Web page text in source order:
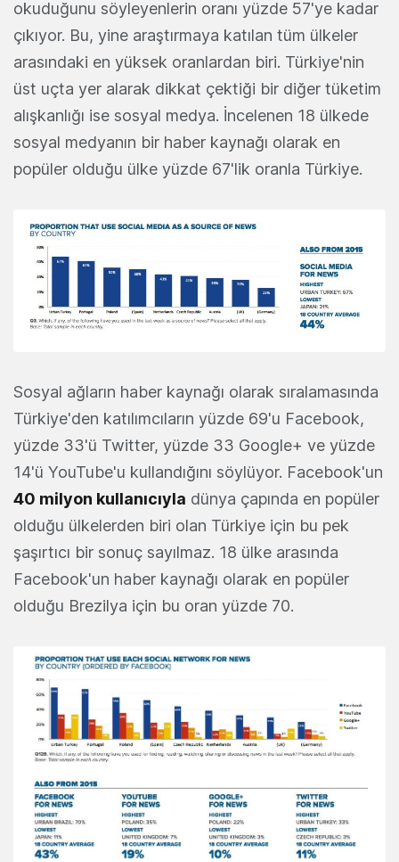
okuduğunu söyleyenlerin oranı yüzde 57'ye kadar
çıkıyor. Bu, yine araştırmaya katılan tüm ülkeler
arasındaki en yüksek oranlardan biri. Türkiye'nin
üst uçta yer alarak dikkat çektiği bir diğer tüketim
alışkanlığı ise sosyal medya. İncelenen 18 ülkede
sosyal medyanın bir haber kaynağı olarak en
popüler olduğu ülke yüzde 67'lik oranla Türkiye.
Sosyal ağların haber kaynağı olarak sıralamasında
Türkiye'den katılımcıların yüzde 69'u Facebook,
yüzde 33'ü Twitter, yüzde 33 Google+ ve yüzde
14'ü YouTube'u kullandığını söylüyor. Facebook'un
40 milyon kullanıcıyla dünya çapında en popüler
olduğu ülkelerden biri olan Türkiye için bu pek
şaşırtıcı bir sonuç sayılmaz. 18 ülke arasında
Facebook'un haber kaynağı olarak en popüler
olduğu Brezilya için bu oran yüzde 70.